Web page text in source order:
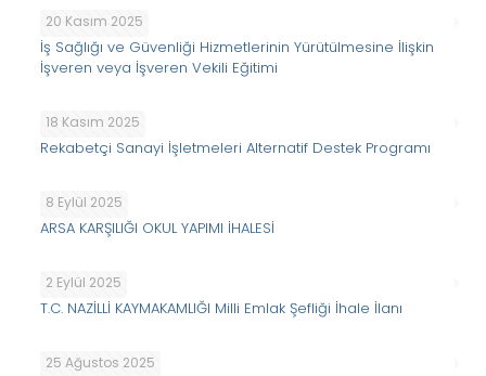
20 Kasım 2025
İş Sağlığı ve Güvenliği Hizmetlerinin Yürütülmesine İlişkin
İşveren veya İşveren Vekili Eğitimi
18 Kasım 2025
Rekabetçi Sanayi İşletmeleri Alternatif Destek Programı
8 Eylül 2025
ARSA KARŞILIĞI OKUL YAPIMI İHALESİ
2 Eylül 2025
T.C. NAZİLLİ KAYMAKAMLIĞI Milli Emlak Şefliği İhale İlanı
25 Ağustos 2025